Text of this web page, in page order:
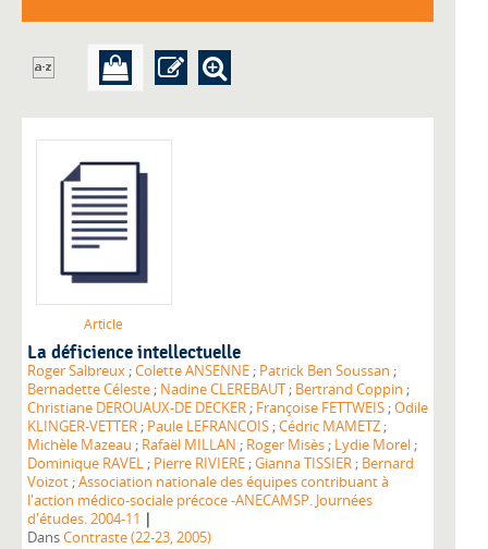
Article
La déficience intellectuelle
Roger Salbreux ;Colette ANSENNE ; Patrick Ben Soussan ;
Bernadette Céleste ; Nadine CLEREBAUT ; Bertrand Coppin ;
Christiane DEROUAUX-DE DECKER ; Françoise FETTWEIS ;Odile
KLINGER-VETTER ; Paule LEFRANCOIS ;Cédric MAMETZ ;
Michèle Mazeau ; Rafaël MILLAN ; Roger Misès ; Lydie Morel ;
Dominique RAVEL ; Pierre RIVIERE ;Gianna TISSIER ; Bernard
Voizot ;Association nationale des équipes contribuant à
l'action médico-sociale précoce -ANECAMSP. Journées
d'études. 2004-11 |
DansContraste (22-23, 2005)